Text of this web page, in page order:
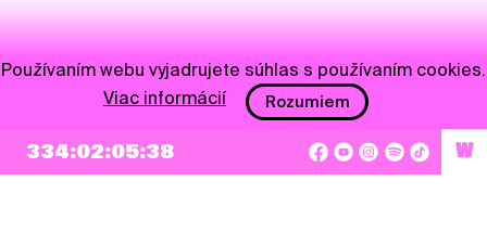
334:02:05:38 W
Používaním webu vyjadrujete súhlas s používaním cookies.
Viac informácií
Rozumiem